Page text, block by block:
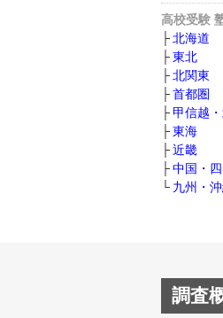
高校受験
北海道
東北
北関東
首都圏
甲信越
東海
近畿
中国・四
九州・
調査